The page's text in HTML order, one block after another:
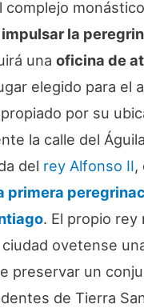
complejo
impulsar la
una oficina de
elegido para el
por su
la calle del
del rey Alfonso II,
primera
. El propio rey
ovetense
preservar un
de Tierra